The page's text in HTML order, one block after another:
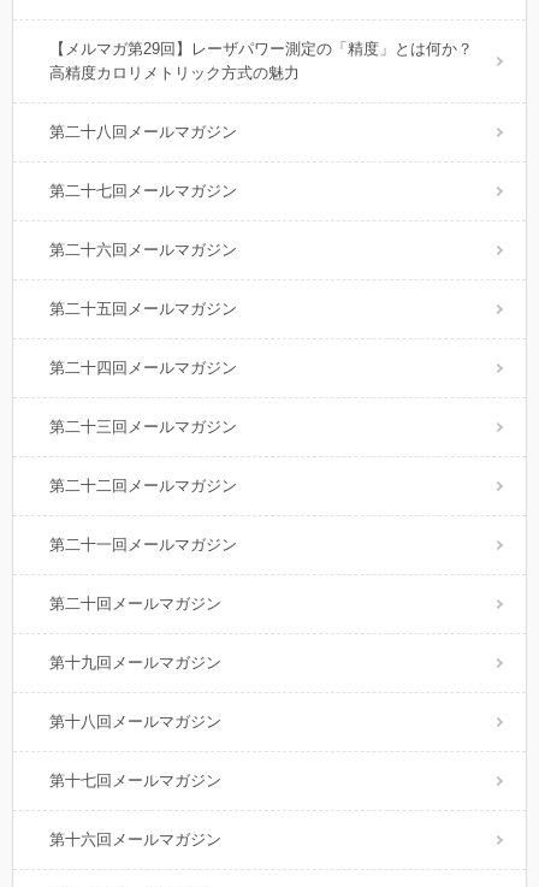
【メルマガ第29回】レーザパワー測定の「精度」とは何か？
高精度カロリメトリック方式の魅力
第二十八回メールマガジン
第二十七回メールマガジン
第二十六回メールマガジン
第二十五回メールマガジン
第二十四回メールマガジン
第二十三回メールマガジン
第二十二回メールマガジン
第二十一回メールマガジン
第二十回メールマガジン
第十九回メールマガジン
第十八回メールマガジン
第十七回メールマガジン
第十六回メールマガジン